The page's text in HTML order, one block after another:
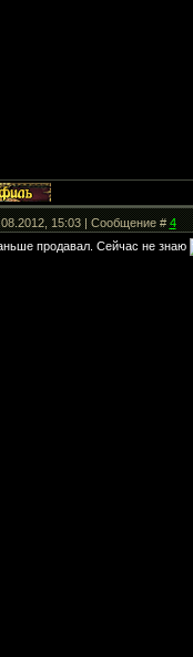
15:03 | Сообщение #4
продавал. Сейчас не знаю